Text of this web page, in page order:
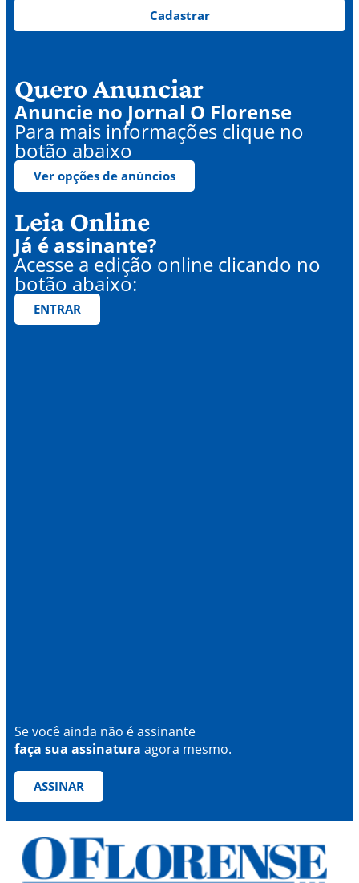
Cadastrar
Quero Anunciar
Anuncie no Jornal O Florense
Para mais informações clique no
botão abaixo
Ver opções de anúncios
Leia Online
Já é assinante?
Acesse a edição online clicando no
botão abaixo:
ENTRAR
Se você ainda não é assinante
faça sua assinatura agora mesmo.
ASSINAR